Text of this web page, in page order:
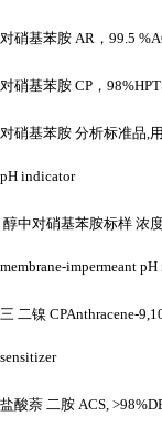
对硝基苯胺 AR，99.5
对硝基苯胺 CP，
对硝基苯胺 分析标准品,
pH indicator
醇中对硝基苯胺标样 浓
membrane-impermeant
三 二镍 CPAnthracene-
sensitizer
盐酸萘 二胺 ACS,